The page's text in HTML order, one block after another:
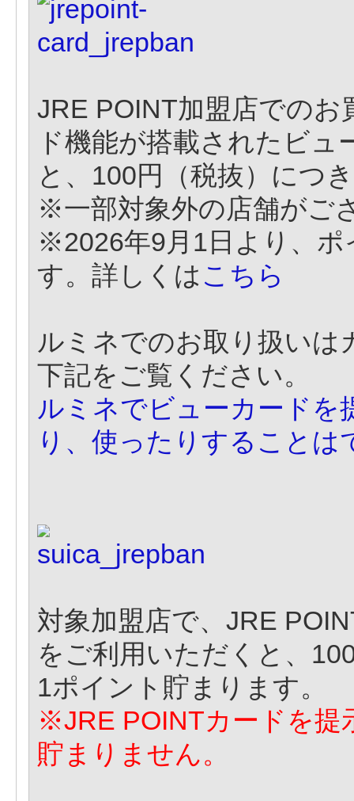
JRE POINT加盟店での
ド機能が搭載されたビ
と、100円（税抜）につ
※一部対象外の店舗がご
※2026年9月1日より、
す。詳しくは こちら
ルミネでのお取り扱いは
下記をご覧ください。
ルミネでビューカードを
り、使ったりすることは
対象加盟店で、JRE
をご利用いただくと、
1ポイント貯まります。
※JRE POINTカードを提
貯まりません。